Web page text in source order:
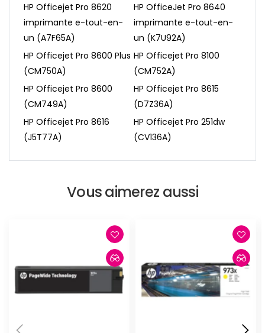
HP Officejet Pro 8620
imprimante e-tout-en-
un (A7F65A)
HP OfficeJet Pro 8640
imprimante e-tout-en-
un (K7U92A)
HP Officejet Pro 8600 Plus
(CM750A)
HP Officejet Pro 8100
(CM752A)
HP Officejet Pro 8600
(CM749A)
HP Officejet Pro 8615
(D7Z36A)
HP Officejet Pro 8616
(J5T77A)
HP Officejet Pro 251dw
(CV136A)
Vous aimerez aussi